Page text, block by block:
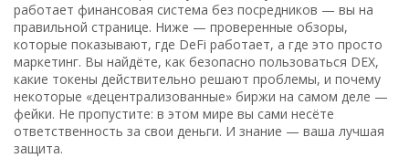
работает финансовая система без посредников — вы на
правильной странице. Ниже — проверенные обзоры,
которые показывают, где DeFi работает, а где это просто
маркетинг. Вы найдёте, как безопасно пользоваться DEX,
какие токены действительно решают проблемы, и почему
некоторые «децентрализованные» биржи на самом деле —
фейки. Не пропустите: в этом мире вы сами несёте
ответственность за свои деньги. И знание — ваша лучшая
защита.